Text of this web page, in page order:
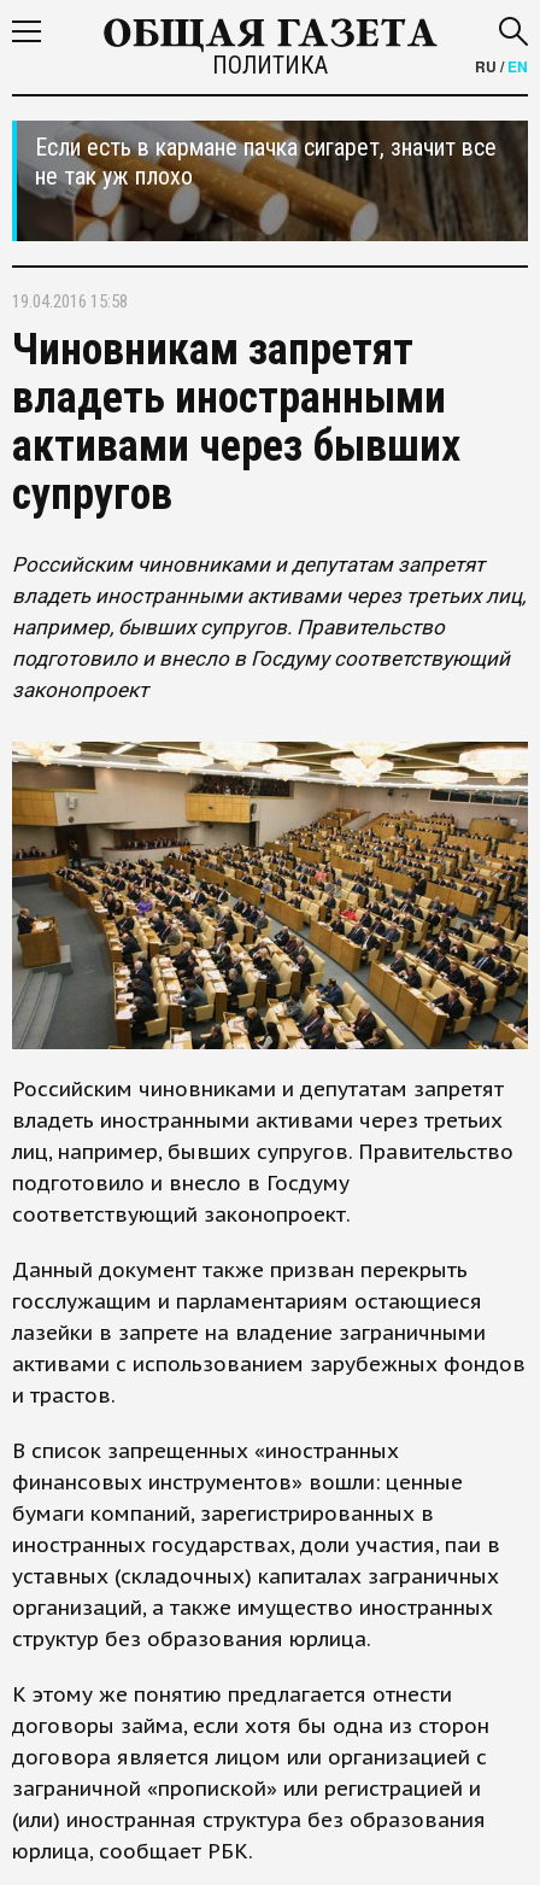
ПОЛИТИКА RU /EN
Если есть в кармане пачка сигарет, значит все
не так уж плохо
19.04.2016 15:58
Чиновникам запретят
владеть иностранными
активами через бывших
супругов
Российским чиновниками и депутатам запретят
владеть иностранными активами через третьих лиц,
например, бывших супругов. Правительство
подготовило и внесло в Госдуму соответствующий
законопроект
Российским чиновниками и депутатам запретят
владеть иностранными активами через третьих
лиц, например, бывших супругов. Правительство
подготовило и внесло в Госдуму
соответствующий законопроект.
Данный документ также призван перекрыть
госслужащим и парламентариям остающиеся
лазейки в запрете на владение заграничными
активами с использованием зарубежных фондов
и трастов.
В список запрещенных «иностранных
финансовых инструментов» вошли: ценные
бумаги компаний, зарегистрированных в
иностранных государствах, доли участия, паи в
уставных (складочных) капиталах заграничных
организаций, а также имущество иностранных
структур без образования юрлица.
К этому же понятию предлагается отнести
договоры займа, если хотя бы одна из сторон
договора является лицом или организацией с
заграничной «пропиской» или регистрацией и
(или) иностранная структура без образования
юрлица, сообщает РБК.